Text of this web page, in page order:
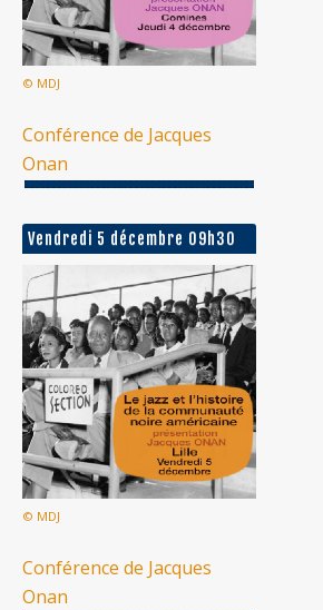
© MDJ
Conférence de Jacques
Onan
Vendredi 5 décembre 09h30
© MDJ
Conférence de Jacques
Onan